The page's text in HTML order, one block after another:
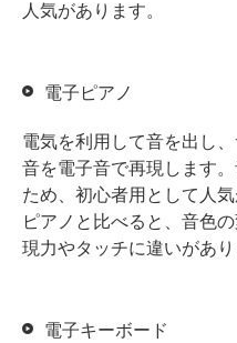
人気があります。
電子ピアノ
電気を利用して音を出し
音を電子音で再現します
ため、初心者用として人
ピアノと比べると、音色
現力やタッチに違いがあり
電子キーボード